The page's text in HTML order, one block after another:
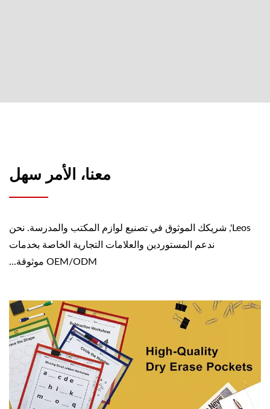
معنا، الأمر سهل
Leos', شريكك الموثوق في تصنيع لوازم المكتب والمدرسة. نحن
ندعم المستوردين والعلامات التجارية الخاصة بخدمات
OEM/ODM موثوقة...